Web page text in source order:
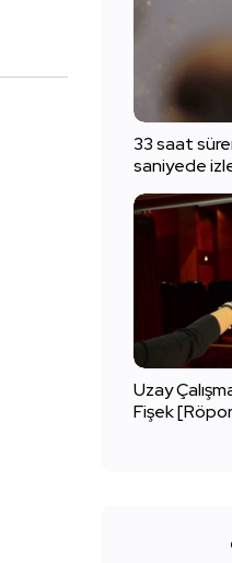
33 saat
saniyede
Uzay
Fişek